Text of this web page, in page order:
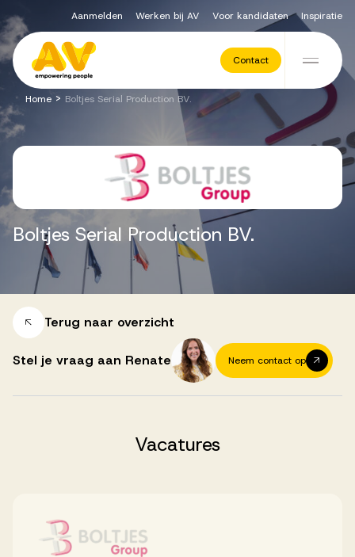
Ga naar de inhoud
Aanmelden Werken bij AV Voor kandidaten Inspiratie
Contact
Voor opdrachtgevers
Executive Search
Recruitment Services
Vacatures
Successen
Vervulde vacatures
Home > Boltjes Serial Production BV.
Boltjes Serial Production BV.
Terug naar overzicht
Stel je vraag aan Renate Neem contact op
Vacatures